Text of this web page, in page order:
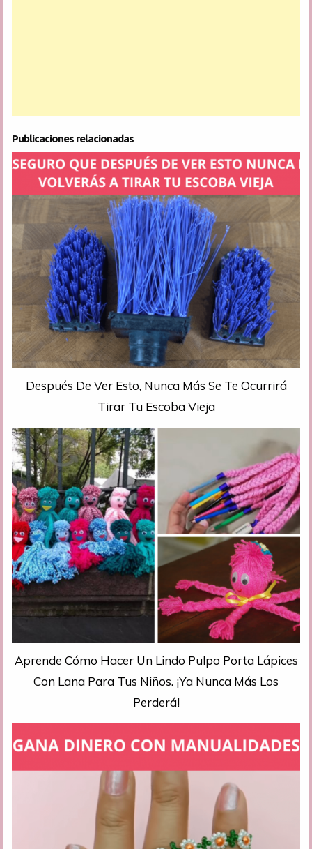
Publicaciones relacionadas
Después De Ver Esto, Nunca Más Se Te Ocurrirá
Tirar Tu Escoba Vieja
Aprende Cómo Hacer Un Lindo Pulpo Porta Lápices
Con Lana Para Tus Niños. ¡Ya Nunca Más Los
Perderá!